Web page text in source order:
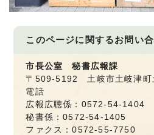
このページに関するお問い
市長公室 秘書広報課
〒509-5192 土岐市土岐津町
電話
広報広聴係：0572-54-1404
秘書係：0572-54-1405
ファクス：0572-55-7750